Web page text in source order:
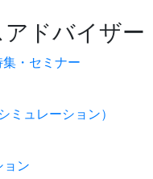
ドバイザー
集・セミナー
ミュレーション）
ョン